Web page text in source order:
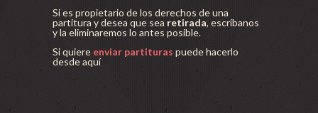
Si es propietario de los derechos de una
partitura y desea que sea retirada, escríbanos
y la eliminaremos lo antes posible.
Si quiere enviar partituras puede hacerlo
desde aquí